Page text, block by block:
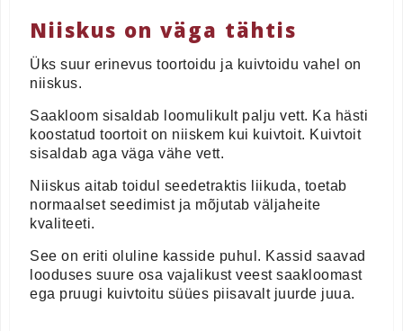
Niiskus on väga tähtis
Üks suur erinevus toortoidu ja kuivtoidu vahel on
niiskus.
Saakloom sisaldab loomulikult palju vett. Ka hästi
koostatud toortoit on niiskem kui kuivtoit. Kuivtoit
sisaldab aga väga vähe vett.
Niiskus aitab toidul seedetraktis liikuda, toetab
normaalset seedimist ja mõjutab väljaheite
kvaliteeti.
See on eriti oluline kasside puhul. Kassid saavad
looduses suure osa vajalikust veest saakloomast
ega pruugi kuivtoitu süües piisavalt juurde juua.